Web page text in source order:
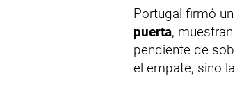
Portugal firmó
puerta,
pendiente de
el empate, sino